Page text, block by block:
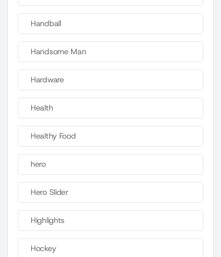
Handball
Handsome Man
Hardware
Health
Healthy Food
hero
Hero Slider
Highlights
Hockey